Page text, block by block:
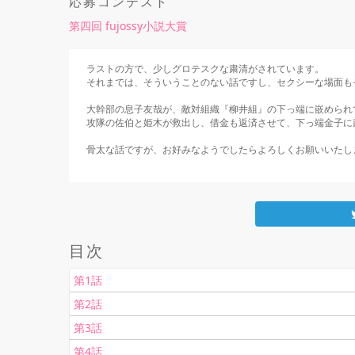
第四回 fujossy小説大賞
ラストの方で、少しグロテスクな粛清がされています。
それまでは、そういうことのない話ですし、セクシーな場面
大幹部の息子友哉が、敵対組織『柳井組』の下っ端に嵌めら
攻隊の佐伯と姫木が救出し、借金も返済させて、下っ端金子
骨太な話ですが、お好みなようでしたらよろしくお願いいた
目次
第1話
第2話
第3話
第4話